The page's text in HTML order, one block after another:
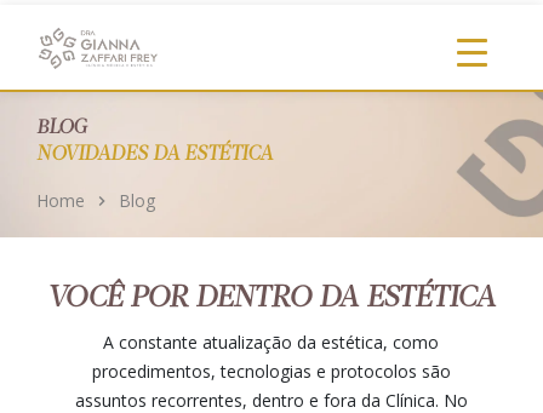
BLOG
NOVIDADES DA ESTÉTICA
Home Blog
VOCÊ POR DENTRO DA ESTÉTICA
A constante atualização da estética, como
procedimentos, tecnologias e protocolos são
assuntos recorrentes, dentro e fora da Clínica. No